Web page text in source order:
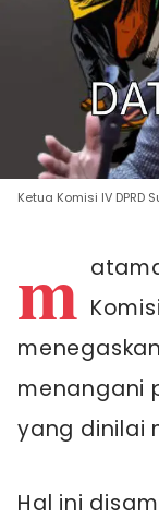
Ketua Komisi IV DPRD
m
menangani
yang dinilai
Hal ini